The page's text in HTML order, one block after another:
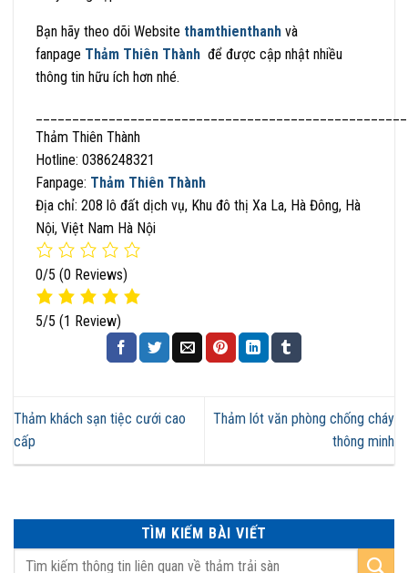
TÌM KIẾM BÀI VIẾT
Bạn hãy theo dõi Website thamthienthanh và
fanpage Thảm Thiên Thành để được cập nhật nhiều
thông tin hữu ích hơn nhé.
Thảm Thiên Thành
Hotline: 0386248321
Fanpage: Thảm Thiên Thành
Địa chỉ: 208 lô đất dịch vụ, Khu đô thị Xa La, Hà Đông, Hà
Nội, Việt Nam Hà Nội
0/5 (0 Reviews)
5/5 (1 Review)
Thảm khách sạn tiệc cưới cao
cấp
Thảm lót văn phòng chống cháy
thông minh